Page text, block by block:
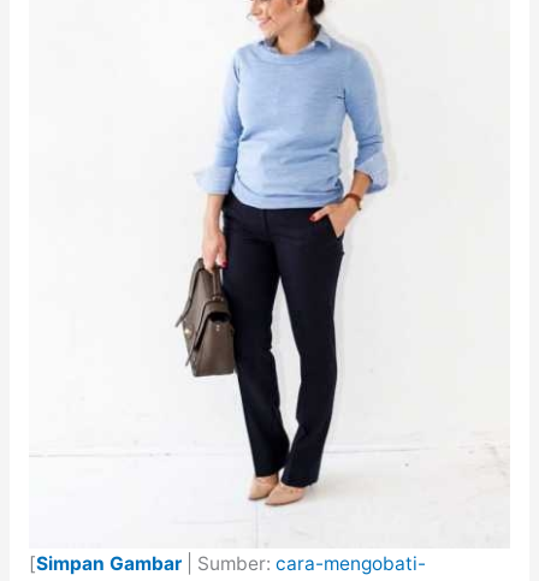
[Simpan Gambar| Sumber: cara-mengobati-